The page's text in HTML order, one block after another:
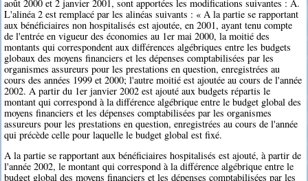
août 2000 et 2 janvier 2001, sont apportées les modifications suivantes : A.
L'alinéa 2 est remplacé par les alinéas suivants : « A la partie se rapportant
aux bénéficiaires non hospitalisés est ajoutée, en 2001, ayant tenu compte
de l'entrée en vigueur des économies au 1er mai 2000, la moitié des
montants qui correspondent aux différences algébriques entre les budgets
globaux des moyens financiers et les dépenses comptabilisées par les
organismes assureurs pour les prestations en question, enregistrées au
cours des années 1999 et 2000; l'autre moitié est ajoutée au cours de l'année
2002. A partir du 1er janvier 2002 est ajouté aux budgets répartis le
montant qui correspond à la différence algébrique entre le budget global des
moyens financiers et les dépenses comptabilisées par les organismes
assureurs pour les prestations en question, enregistrées au cours de l'année
qui précède celle pour laquelle le budget global est fixé.
A la partie se rapportant aux bénéficiaires hospitalisés est ajouté, à partir de
l'année 2002, le montant qui correspond à la différence algébrique entre le
budget global des moyens financiers et les dépenses comptabilisées par les